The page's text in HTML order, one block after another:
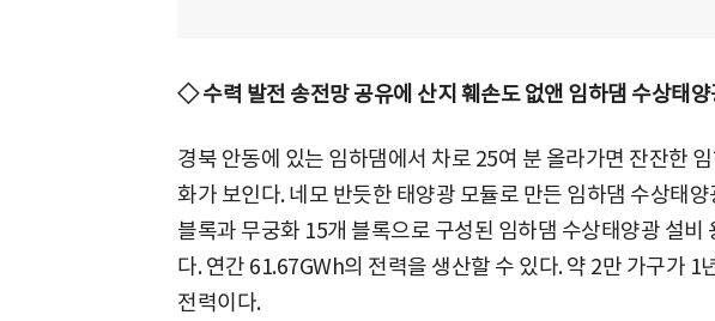
◇ 수력 발전 송전망 공유에 산지 훼손도 없앤 임하댐 수상태
경북 안동에 있는 임하댐에서 차로 25여 분 올라가면 잔잔한
화가 보인다. 네모 반듯한 태양광 모듈로 만든 임하댐 수상태
블록과 무궁화 15개 블록으로 구성된 임하댐 수상태양광 설비
다. 연간 61.67GWh의 전력을 생산할 수 있다. 약 2만 가구가 1
전력이다.